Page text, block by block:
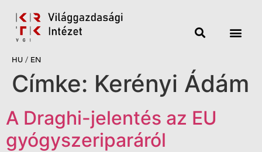
HU / EN
Címke: Kerényi Ádám
A Draghi-jelentés az EU
gyógyszeriparáról